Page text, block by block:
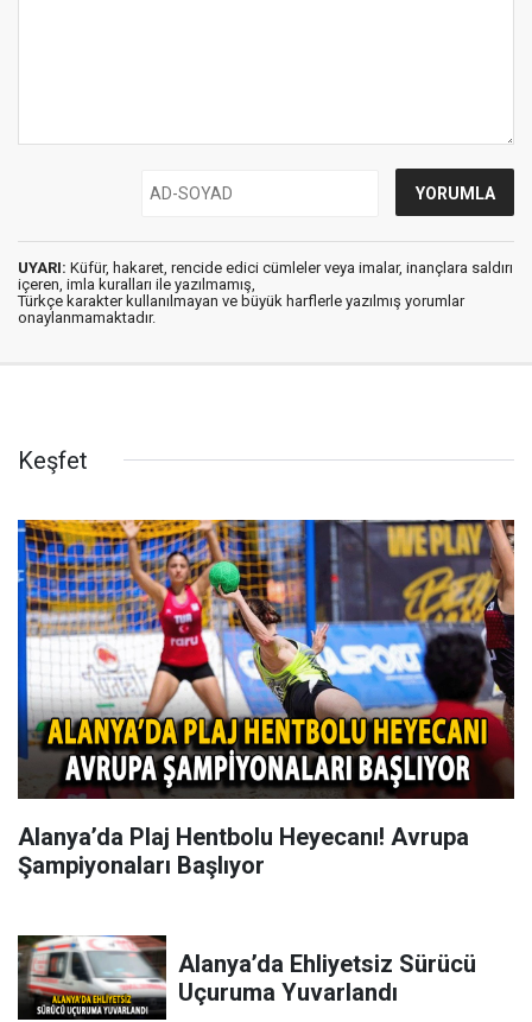
UYARI: Küfür, hakaret, rencide edici cümleler veya imalar, inançlara saldırı
içeren, imla kuralları ile yazılmamış,
Türkçe karakter kullanılmayan ve büyük harflerle yazılmış yorumlar
onaylanmamaktadır.
Keşfet
Alanya’da Plaj Hentbolu Heyecanı! Avrupa
Şampiyonaları Başlıyor
Alanya’da Ehliyetsiz Sürücü
Uçuruma Yuvarlandı